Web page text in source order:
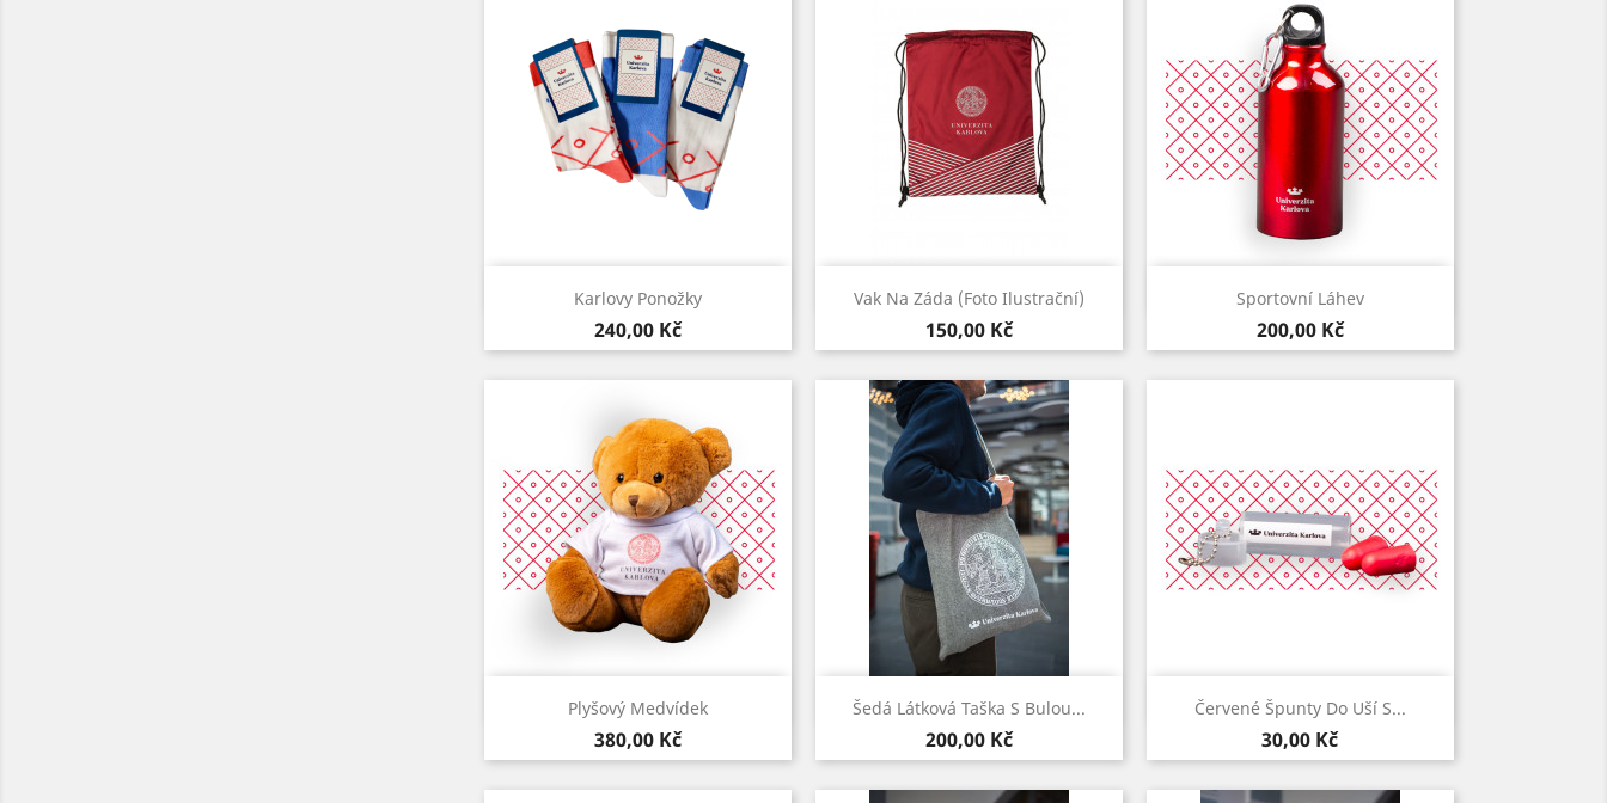
Karlovy Ponožky
Cena
240,00 Kč
Rychlý náhled
Bílo-
červená
Bílo-
modrá
Modro-
bílá
Vak Na Záda (foto Ilustrační)
Cena
150,00 Kč
Rychlý náhled
Modrá
Sportovní Láhev
Cena
200,00 Kč
Rychlý náhled
Červená
ČernáModrá
Plyšový Medvídek
Cena
380,00 Kč
Rychlý náhled Šedá Látková Taška S Bulou...
Cena
200,00 Kč
Rychlý náhled Červené Špunty Do Uší S...
Cena
30,00 Kč
Rychlý náhled